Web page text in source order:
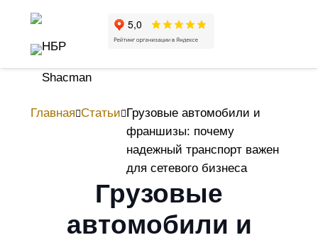
Главная Статьи Грузовые автомобили и
франшизы: почему
надежный транспорт важен
для сетевого бизнеса
Грузовые
автомобили и